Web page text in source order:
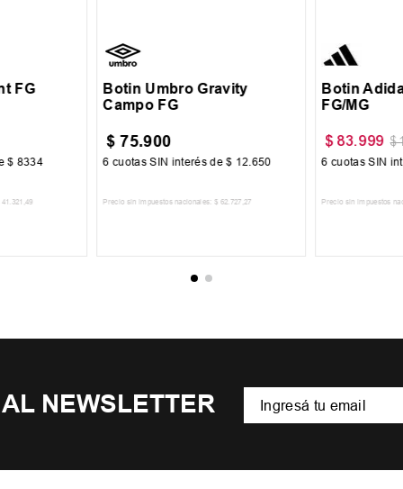
FG
$ 8334
41 .321 ,49
42
Botin Umbro Gravity
Campo FG
$ 75.900
6 cuotas SIN interés de$ 12 650
Precio sin impuestos nacionales: $ 62.727 ,27
Botin
FG/MG
$ 83.999 $
6 cuotas SIN
Precio sin impuestos
NEWSLETTER